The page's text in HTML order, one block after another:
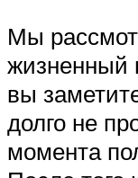
Мы
жизненный
вы
долго не
момента